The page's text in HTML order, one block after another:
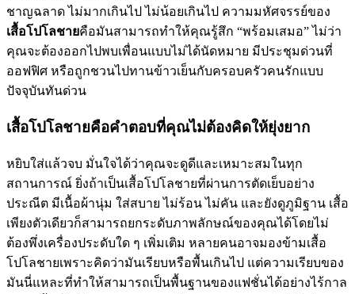
ชาญฉลาด ไม่มากเกินไป ไม่น้อยเกินไป ความมหัศจรรย์ของ
เสื้อโปโลชายคือมันสามารถทำให้คุณรู้สึก “พร้อมเสมอ” ไม่ว่า
คุณจะต้องออกไปพบเพื่อนแบบไม่ได้นัดหมาย มีประชุมด่วนที่
ออฟฟิศ หรือถูกชวนไปทานข้าวเย็นกับครอบครัวคนรักแบบ
ปัจจุบันทันด่วน
เสื้อโปโลชายคือคำตอบที่คุณไม่ต้องคิดให้ยุ่งยาก
หยิบใส่แล้วจบ มั่นใจได้ว่าคุณจะดูดีและเหมาะสมในทุก
สถานการณ์ ยิ่งถ้าเป็นเสื้อโปโลชายที่ผ่านการตัดเย็บอย่าง
ประณีต มีเนื้อผ้านุ่ม ใส่สบาย ไม่ร้อน ไม่คัน และยังดูภูมิฐาน เสื้อ
เพียงตัวเดียวก็สามารถยกระดับภาพลักษณ์ของคุณได้โดยไม่
ต้องพึ่งเครื่องประดับใด ๆ เพิ่มเติม หลายคนอาจมองข้ามเสื้อ
โปโลชายเพราะคิดว่ามันเรียบหรือพื้นเกินไป แต่ความเรียบของ
มันนี่แหละที่ทำให้สามารถเป็นพื้นฐานของแฟชั่นได้อย่างไร้กาล